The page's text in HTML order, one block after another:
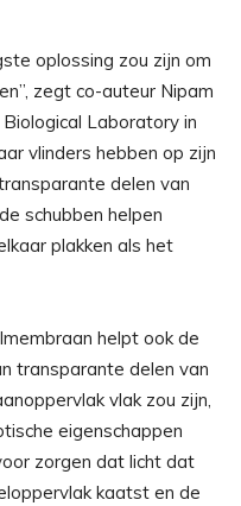
oplossing zou zijn om
zegt co-auteur Nipam
Laboratory in
vlinders hebben op zijn
delen van
schubben helpen
plakken als het
helpt ook de
transparante delen van
vlak zou zijn,
eigenschappen
zorgen dat licht dat
kaatst en de